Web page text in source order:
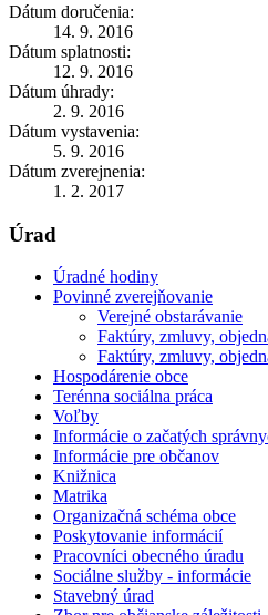
Dátum doručenia:
14. 9. 2016
Dátum splatnosti:
12. 9. 2016
Dátum úhrady:
2. 9. 2016
Dátum vystavenia:
5. 9. 2016
Dátum zverejnenia:
1. 2. 2017
Úrad
Úradné hodiny
Povinné zverejňovanie
Verejné obstarávanie
Faktúry, zmluvy,
Faktúry, zmluvy,
Hospodárenie obce
Terénna sociálna práca
Voľby
Informácie o začatých
Informácie pre občanov
Knižnica
Matrika
Organizačná schéma obce
Poskytovanie informácií
Pracovníci obecného úradu
Sociálne služby - informácie
Stavebný úrad